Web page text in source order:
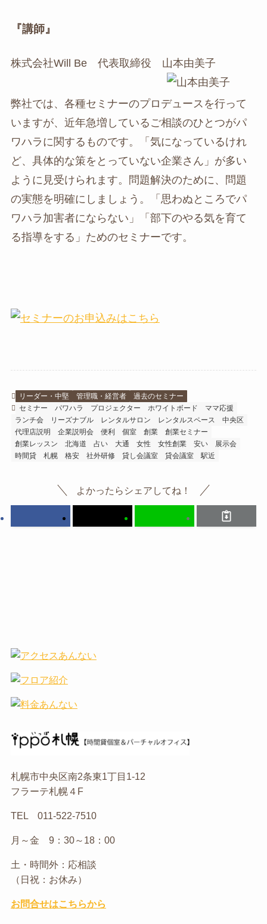
『講師』
株式会社Will Be 代表取締役 山本由美子
弊社では、各種セミナーのプロデュースを行って
いますが、近年急増しているご相談のひとつがパ
ワハラに関するものです。「気になっているけれ
ど、具体的な策をとっていない企業さん」が多い
ように見受けられます。問題解決のために、問題
の実態を明確にしましょう。「思わぬところでパ
ワハラ加害者にならない」「部下のやる気を育て
る指導をする」ためのセミナーです。
リーダー・中堅 管理職・経営者
過去のセミナー
セミナー
パワハラ プロジェクター ホワイトボード
ママ応援
ランチ会
リーズナブル レンタルサロン レンタルスペース
中央区
代理店説明
企業説明会 便利 個室 創業
創業セミナー
創業レッスン
北海道 占い 大通 女性 女性創業 安い
展示会
時間貸
札幌 格安 社外研修 貸し会議室 貸会議室 駅近
よかったらシェアしてね！
札幌市中央区南2条東1丁目1-12
フラーテ札幌４F
TEL 011-522-7510
月～金 9：30～18：00
土・時間外：応相談
（日祝：お休み）
お問合せはこちらから